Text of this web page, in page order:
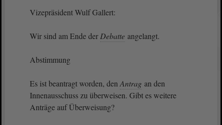
Vizepräsident Wulf Gallert:
Wir sind am Ende der Debatte angelangt.
Abstimmung
Es ist beantragt worden, den Antrag an den
Innenausschuss zu überweisen. Gibt es weitere
Anträge auf Überweisung?